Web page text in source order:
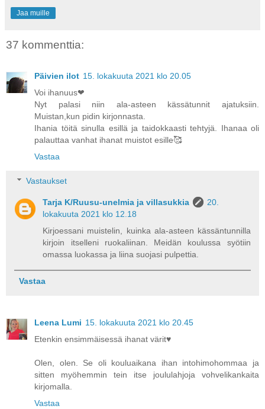
Jaa muille
37 kommenttia:
Päivien ilot 15. lokakuuta 2021 klo 20.05
Voi ihanuus❤
Nyt palasi niin ala-asteen kässätunnit ajatuksiin.
Muistan,kun pidin kirjonnasta.
Ihania töitä sinulla esillä ja taidokkaasti tehtyjä. Ihanaa oli
palauttaa vanhat ihanat muistot esille🥰
Vastaa
Vastaukset
Tarja K/Ruusu-unelmia ja villasukkia
20.
lokakuuta 2021 klo 12.18
Kirjoessani muistelin, kuinka ala-asteen kässäntunnilla
kirjoin itselleni ruokaliinan. Meidän koulussa syötiin
omassa luokassa ja liina suojasi pulpettia.
Vastaa
Leena Lumi 15. lokakuuta 2021 klo 20.45
Etenkin ensimmäisessä ihanat värit♥
Olen, olen. Se oli kouluaikana ihan intohimohommaa ja
sitten myöhemmin tein itse joululahjoja vohvelikankaita
kirjomalla.
Vastaa